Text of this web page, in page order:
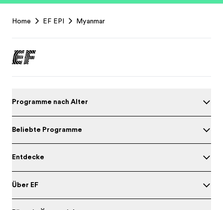
Footer
Home EF EPI Myanmar
Programme nach Alter
Beliebte Programme
Entdecke
Über EF